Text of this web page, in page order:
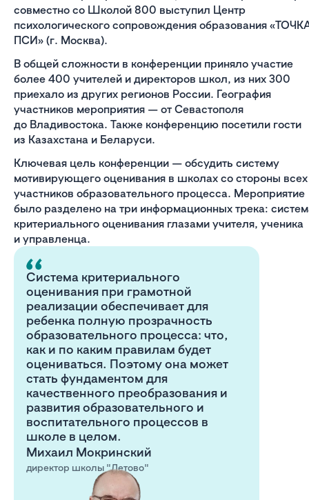
совместно со Школой 800 выступил Центр
психологического сопровождения образования
ПСИ» (г. Москва).
В общей сложности в конференции приняло участие
более 400 учителей и директоров школ, из них 300
приехало из других регионов России. География
участников мероприятия — от Севастополя
до Владивостока. Также конференцию посетили гости
из Казахстана и Беларуси.
Ключевая цель конференции — обсудить систему
мотивирующего оценивания в школах со стороны всех
участников образовательного процесса. Мероприятие
было разделено на три информационных трека:
критериального оценивания глазами учителя, ученика
и управленца.
Система критериального
оценивания при грамотной
реализации обеспечивает для
ребенка полную прозрачность
образовательного процесса: что,
как и по каким правилам будет
оцениваться. Поэтому она может
стать фундаментом для
качественного преобразования и
развития образовательного и
воспитательного процессов в
школе в целом.
Михаил Мокринский
директор школы "Летово"